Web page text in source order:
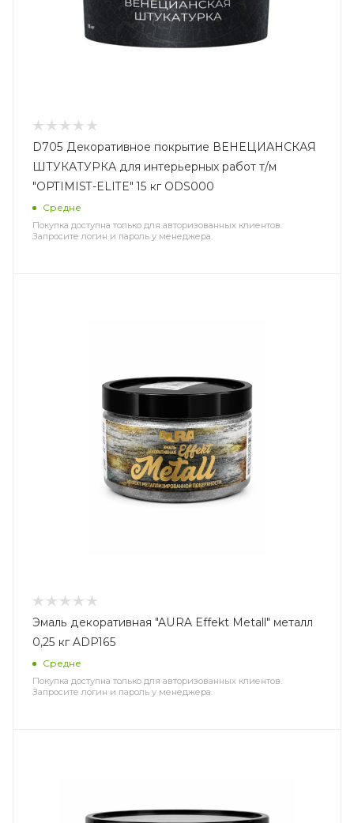
D705 Декоративное покрытие ВЕНЕЦИАНСКАЯ
ШТУКАТУРКА для интерьерных работ т/м
"OPTIMIST-ELITE" 15 кг ODS000
Средне
Покупка доступна только для авторизованных клиентов.
Запросите логин и пароль у менеджера.
Эмаль декоративная "AURA Effekt Metall" металл
0,25 кг ADP165
Средне
Покупка доступна только для авторизованных клиентов.
Запросите логин и пароль у менеджера.